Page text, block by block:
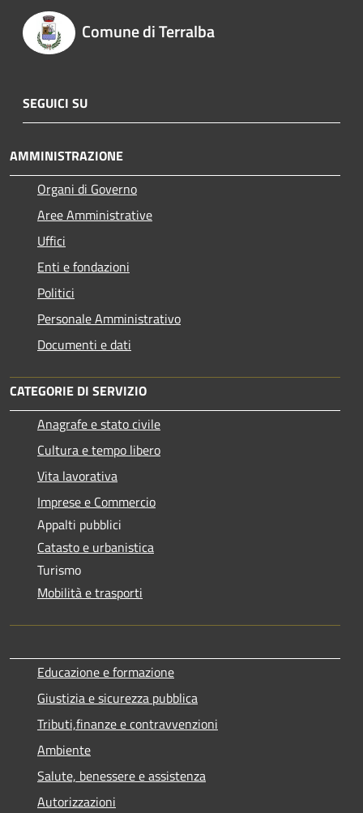
Comune di Terralba
SEGUICI SU
AMMINISTRAZIONE
Organi di Governo
Aree Amministrative
Uffici
Enti e fondazioni
Politici
Personale Amministrativo
Documenti e dati
CATEGORIE DI SERVIZIO
Anagrafe e stato civile
Cultura e tempo libero
Vita lavorativa
Imprese e Commercio
Appalti pubblici
Catasto e urbanistica
Turismo
Mobilità e trasporti
Educazione e formazione
Giustizia e sicurezza pubblica
Tributi,finanze e contravvenzioni
Ambiente
Salute, benessere e assistenza
Autorizzazioni